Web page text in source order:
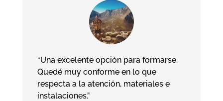
“Una excelente opción para formarse.
Quedé muy conforme en lo que
respecta a la atención, materiales e
instalaciones.”